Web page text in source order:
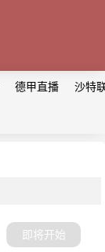
德甲直播 沙特
即将开始